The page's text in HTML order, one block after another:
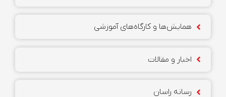
همایش‌ها و کارگاه‌های آموزشی
اخبار و مقالات
رسانه راسان